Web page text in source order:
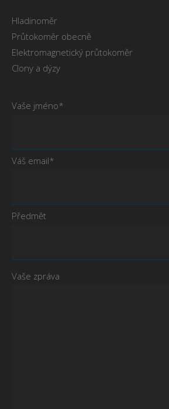
Hladinoměr
Průtokoměr obecně
Elektromagnetický průtokoměr
Clony a dýzy
Vaše jméno*
Váš email*
Předmět
Vaše zpráva